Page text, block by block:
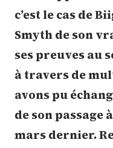
c’est le cas de
Smyth de son
ses preuves au
à travers de
avons pu
de son passage
mars dernier.